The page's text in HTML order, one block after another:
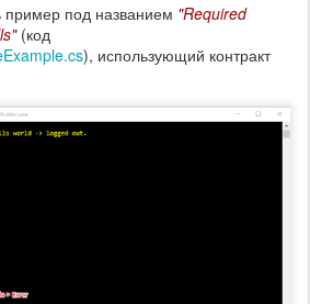
пример под названием "Required
(код
), использующий контракт